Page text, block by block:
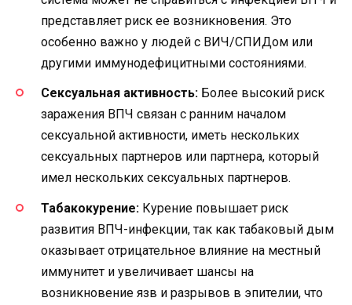
представляет риск ее возникновения. Это
особенно важно у людей с ВИЧ/СПИДом или
другими иммунодефицитными состояниями.
Сексуальная активность: Более высокий риск
заражения ВПЧ связан с ранним началом
сексуальной активности, иметь нескольких
сексуальных партнеров или партнера, который
имел нескольких сексуальных партнеров.
Табакокурение: Курение повышает риск
развития ВПЧ-инфекции, так как табаковый дым
оказывает отрицательное влияние на местный
иммунитет и увеличивает шансы на
возникновение язв и разрывов в эпителии, что